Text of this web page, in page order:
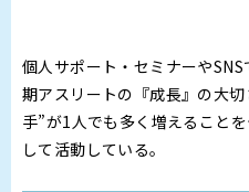
個人サポート・セミナーや
期アスリートの『成長』の大
手”が1人でも多く増えること
して活動している。